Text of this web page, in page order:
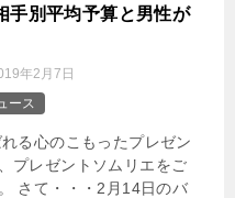
手別平均予算と男性が
年2月7日
ース
る心のこもったプレゼン
プレゼントソムリエをご
さて・・・2月14日のバ